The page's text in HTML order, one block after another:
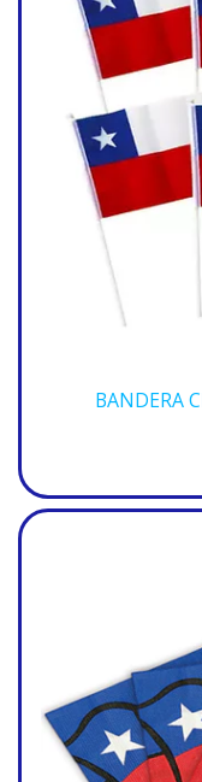
BANDERA